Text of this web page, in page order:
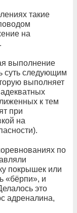
такие
на
выполнение
суть следующим
выполняет
к тем
при
на
по
покрышек или
«бёрпи», и
это
адреналина,